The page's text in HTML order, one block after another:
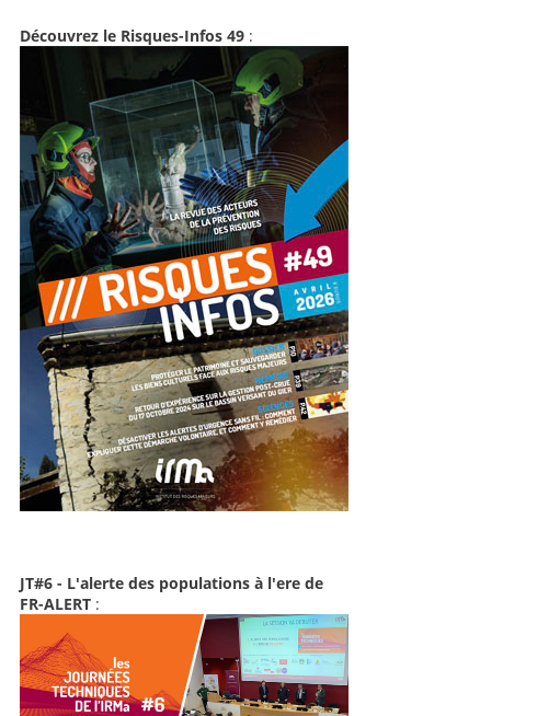
Découvrez le Risques-Infos 49 :
JT#6 - L'alerte des populations à l'ere de
FR-ALERT :